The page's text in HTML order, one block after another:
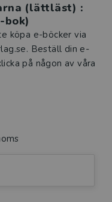
(lättläst) :
bok)
köpa e-böcker via
Beställ din e-
på någon av våra